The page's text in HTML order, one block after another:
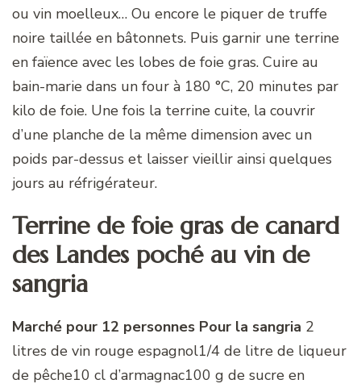
ou vin moelleux… Ou encore le piquer de truffe
noire taillée en bâtonnets. Puis garnir une terrine
en faïence avec les lobes de foie gras. Cuire au
bain-marie dans un four à 180 °C, 20 minutes par
kilo de foie. Une fois la terrine cuite, la couvrir
d’une planche de la même dimension avec un
poids par-dessus et laisser vieillir ainsi quelques
jours au réfrigérateur.
Terrine de foie gras de canard
des Landes poché au vin de
sangria
Marché pour 12 personnes Pour la sangria 2
litres de vin rouge espagnol1/4 de litre de liqueur
de pêche10 cl d’armagnac100 g de sucre en